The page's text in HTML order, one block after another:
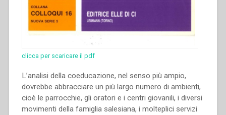
clicca per scaricare il pdf
L’analisi della coeducazione, nel senso più ampio,
dovrebbe abbracciare un più largo numero di ambienti,
cioè le parrocchie, gli oratori e i centri giovanili, i diversi
movimenti della famiglia salesiana, i molteplici servizi